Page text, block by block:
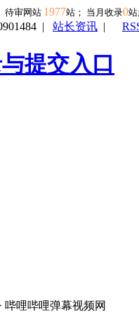
待审网站 1977站； 当月收录0
| 站长资讯 |
提交入口
哔哩哔哩弹幕视频网